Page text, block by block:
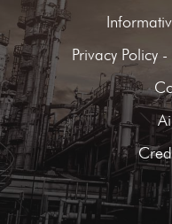
Privacy Policy-